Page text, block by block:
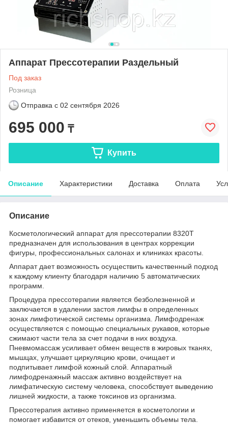
Аппарат Прессотерапии Раздельный
Под заказ
Розница
Отправка с 02 сентября 2026
695 000 ₸
Купить
Описание Характеристики Доставка Оплата
Описание
Косметологический аппарат для прессотерапии 8320Т
предназначен для использования в центрах коррекции
фигуры, профессиональных салонах и клиниках красоты.
Аппарат дает возможность осуществить качественный подход
к каждому клиенту благодаря наличию 5 автоматических
программ.
Процедура прессотерапии является безболезненной и
заключается в удалении застоя лимфы в определенных
зонах лимфотической системы организма. Лимфодренаж
осуществляется с помощью специальных рукавов, которые
сжимают части тела за счет подачи в них воздуха.
Пневмомассаж усиливает обмен веществ в жировых тканях,
мышцах, улучшает циркуляцию крови, очищает и
подпитывает лимфой кожный слой. Аппаратный
лимфодренажный массаж активно воздействует на
лимфатическую систему человека, способствует выведению
лишней жидкости, а также токсинов из организма.
Прессотерапия активно применяется в косметологии и
помогает избавится от отеков, уменьшить объемы тела.